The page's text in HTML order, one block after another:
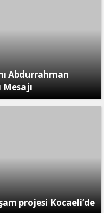
Abdurrahman
projesi Kocaeli’de